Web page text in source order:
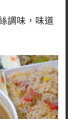
調味，味道